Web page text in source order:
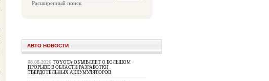
Расширенный поиск
АВТО НОВОСТИ
08.08.2026 TOYOTA ОБЪЯВЛЯЕТ О БОЛЬШОМ
ПРОРЫВЕ В ОБЛАСТИ РАЗРАБОТКИ
ТВЕРДОТЕЛЬНЫХ АККУМУЛЯТОРОВ